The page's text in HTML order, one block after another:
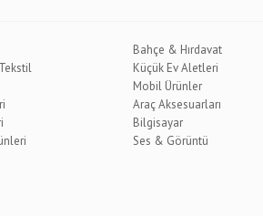
Bahçe & Hırdavat
Küçük Ev Aletleri
Mobil Ürünler
Araç Aksesuarları
Bilgisayar
Ses & Görüntü